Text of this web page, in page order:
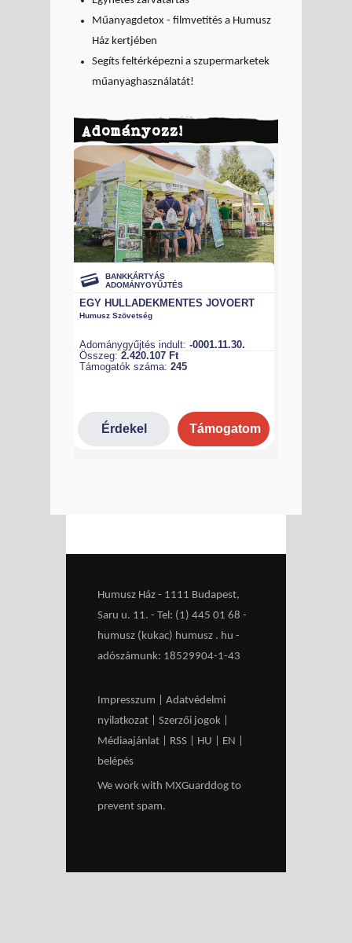
Műanyagdetox - filmvetítés a Humusz
Ház kertjében
Segíts feltérképezni a szupermarketek
műanyaghasználatát!
Adományozz!
Humusz Ház - 1111 Budapest,
Saru u. 11. - Tel: (1) 445 01 68 -
humusz (kukac) humusz . hu -
adószámunk: 18529904-1-43
Impresszum
Adatvédelmi
nyilatkozat
Szerzői jogok
Médiaajánlat
RSS HU EN
belépés
We work with MXGuarddog to
prevent spam.